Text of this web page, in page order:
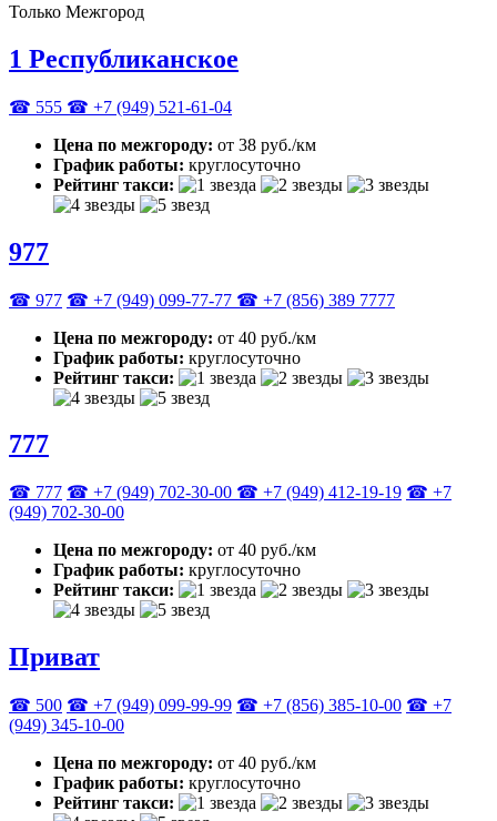
Только Межгород
1 Республиканское
☎ 555 ☎ +7 (949) 521-61-04
Цена по межгороду: от 38 руб./км
График работы: круглосуточно
Рейтинг такси:
977
☎ 977 ☎ +7 (949) 099-77-77 ☎ +7 (856) 389 7777
Цена по межгороду: от 40 руб./км
График работы: круглосуточно
Рейтинг такси:
777
☎ 777 ☎ +7 (949) 702-30-00 ☎ +7 (949) 412-19-19 ☎ +7
(949) 702-30-00
Цена по межгороду: от 40 руб./км
График работы: круглосуточно
Рейтинг такси:
Приват
☎ 500 ☎ +7 (949) 099-99-99 ☎ +7 (856) 385-10-00 ☎ +7
(949) 345-10-00
Цена по межгороду: от 40 руб./км
График работы: круглосуточно
Рейтинг такси: